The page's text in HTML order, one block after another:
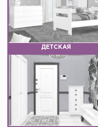
ДЕТСКАЯ